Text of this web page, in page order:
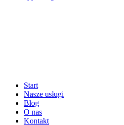
Start
Nasze usługi
Blog
O nas
Kontakt